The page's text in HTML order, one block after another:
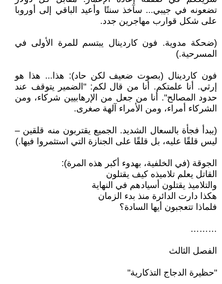
تضعونه في جيبي... سآخذ سنتًا وأعيد الباقي إلى أوروبا
على شكل قوارب مهاجرين جدد.
(ضحكة مدوية. فون كاردينال يبتسم للمرة الأولى في
المسرحية.)
فون كاردينال (بصوت ضعيف لكن حاد): هذا... هذا هو
إرثي. أنا علمتكم. أنا من قال لكم: "الضمير يتوقف عند
حدود المصالح". أنا من جعل من الإرهابيين شركاء، ومن
الشركاء أمراء، ومن الأمراء آلهة صغرى.
(يبدأ فجأة بالسعال الشديد. الجميع يقتربون منه قلقين –
ليس قلقًا عليه، بل قلقًا على الجنازة التي استثمروا فيها.)
الجوقة (في الخلفية، بهدوء أكبر هذه المرة):
القاتل يعلم تلاميذه كيف يقتلون
والتلاميذ يقتلون أسيادهم في النهاية
هكذا دارت الدائرة منذ بدء الزمان
فلماذا تتعجبون أيها السادة؟
………
الفصل الثالث
"حظيرة الدجاج التذكارية"